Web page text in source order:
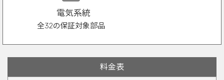
電気系統
全32の保証対象部品
料金表